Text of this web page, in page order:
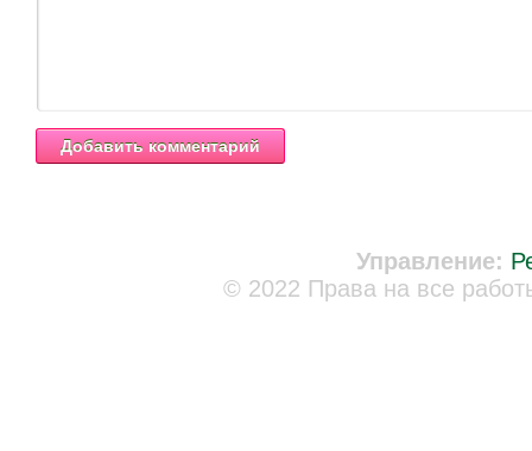
Управление:
© 2022 Права на все